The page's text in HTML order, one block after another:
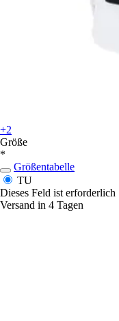
+2
Größe
*
Größentabelle
TU
Dieses Feld ist erforderlich
Versand in 4 Tagen